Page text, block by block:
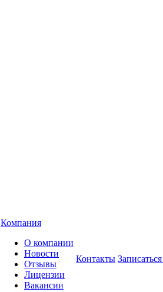
Компания
О компании
Новости
Отзывы
Лицензии
Вакансии
Контакты